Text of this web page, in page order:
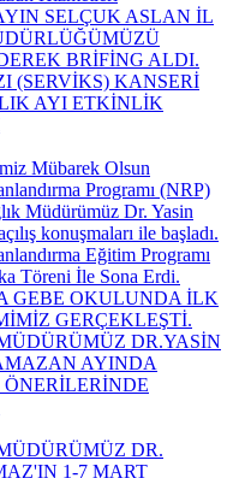
SELÇUK ASLAN İL
BRİFİNG ALDI.
(SERVİKS) KANSERİ
AYI ETKİNLİK
Mübarek Olsun
Programı (NRP)
Müdürümüz Dr. Yasin
konuşmaları ile başladı.
Eğitim Programı
Töreni İle Sona Erdi.
GEBE OKULUNDA İLK
GERÇEKLEŞTİ.
DR.YASİN
AYINDA
DR.
1-7 MART